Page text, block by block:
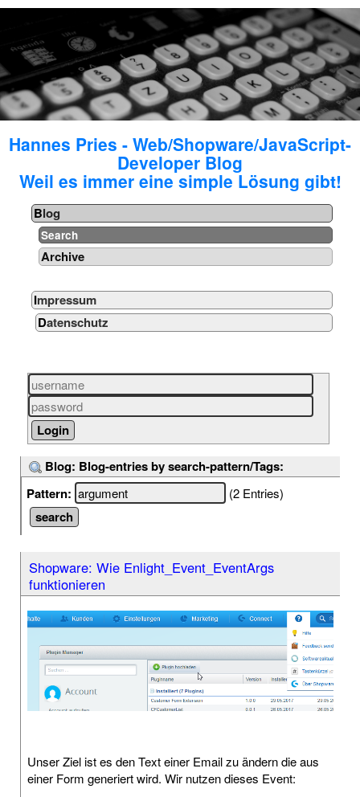
Hannes Pries - Web/Shopware/JavaScript-
Developer Blog
Weil es immer eine simple Lösung gibt!
Blog
Search
Archive
Impressum
Datenschutz
Blog: Blog-entries by search-pattern/Tags:
Pattern:
(2 Entries)
Shopware: Wie Enlight_Event_EventArgs
funktionieren
Unser Ziel ist es den Text einer Email zu ändern die aus
einer Form generiert wird. Wir nutzen dieses Event: